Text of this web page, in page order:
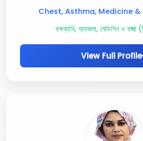
Chest, Asthma, Medicine &
বক্ষব্যাধি, অ্যাজমা, মেডিসিন ও যক্ষ্মা
View Full Profile